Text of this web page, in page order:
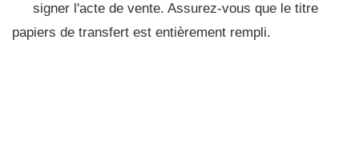
signer l'acte de vente. Assurez-vous que le titre
papiers de transfert est entièrement rempli.